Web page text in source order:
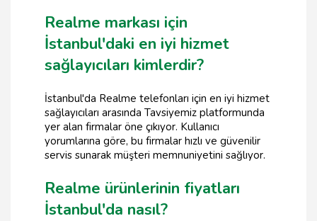
Realme markası için
İstanbul'daki en iyi hizmet
sağlayıcıları kimlerdir?
İstanbul'da Realme telefonları için en iyi hizmet
sağlayıcıları arasında Tavsiyemiz platformunda
yer alan firmalar öne çıkıyor. Kullanıcı
yorumlarına göre, bu firmalar hızlı ve güvenilir
servis sunarak müşteri memnuniyetini sağlıyor.
Realme ürünlerinin fiyatları
İstanbul'da nasıl?